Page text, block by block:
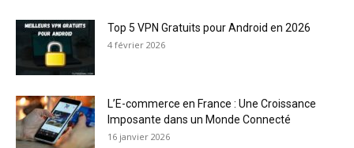
Top 5 VPN Gratuits pour Android en 2026
4 février 2026
L’E-commerce en France : Une Croissance
Imposante dans un Monde Connecté
16 janvier 2026